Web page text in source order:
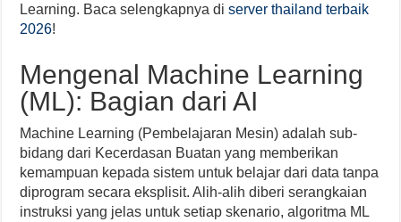
Learning. Baca selengkapnya diserver thailand terbaik
2026!
Mengenal Machine Learning
(ML): Bagian dari AI
Machine Learning (Pembelajaran Mesin) adalah sub-
bidang dari Kecerdasan Buatan yang memberikan
kemampuan kepada sistem untuk belajar dari data tanpa
diprogram secara eksplisit. Alih-alih diberi serangkaian
instruksi yang jelas untuk setiap skenario, algoritma ML